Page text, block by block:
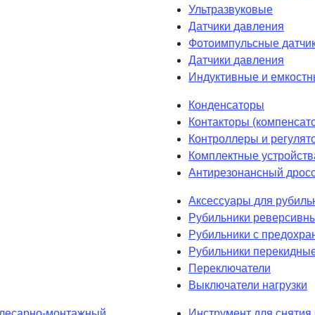
Ультразвуковые
Датчики давления
Фотоимпульсные
Датчики давления
Индуктивные и
Конденсаторы
Контакторы
Контроллеры и
Комплектные
Антирезонансный
Аксессуары для
Рубильники
Рубильники с
Рубильники
Переключатели
Выключатели нагрузки